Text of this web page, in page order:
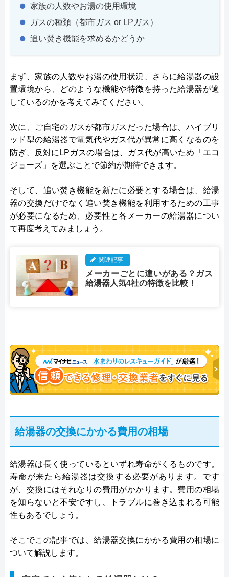
家族の人数やお湯の使用環境
ガスの種類（都市ガス or LPガス）
追い焚き機能を求めるかどうか
まず、家族の人数やお湯の使用状況、さらに給湯器の設
置環境から、どのような機能や特徴を持った給湯器が適
しているのかを考えてみてください。
次に、ご自宅のガスが都市ガスだった場合は、ハイブリ
ッド型の給湯器で電気代やガス代が異常に高くなるのを
防ぎ、反対にLPガスの場合は、ガス代が高いため「エコ
ジョーズ」を選ぶことで節約が期待できます。
そして、追い焚き機能を新たに必要とする場合は、給湯
器の交換だけでなく追い焚き機能を利用するための工事
が必要になるため、必要性と各メーカーの給湯器につい
て再度考えてみましょう。
関連記事
メーカーごとに違いがある？ガス
給湯器人気4社の特徴を比較！
給湯器の交換にかかる費用の相場
給湯器は長く使っているといずれ寿命がくるものです。
寿命が来たら給湯器は交換する必要があります。です
が、交換にはそれなりの費用がかかります。費用の相場
を知らないと不安ですし、トラブルに巻き込まれる可能
性もあるでしょう。
そこでこの記事では、給湯器交換にかかる費用の相場に
ついて解説します。